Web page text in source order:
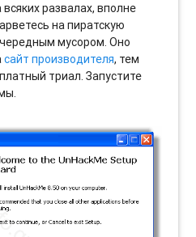
развалах, вполне
на пиратскую
мусором. Оно
сайт производителя, тем
триал. Запустите